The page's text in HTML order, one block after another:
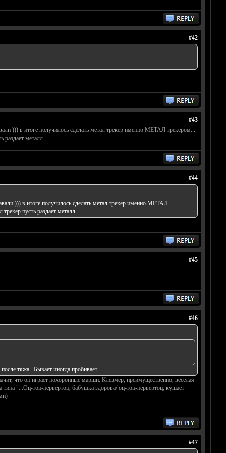
#42
#43
))) в итоге получилось сделать метал трекер именно МЕТАЛ трекером...
раздает металл...
#44
))) в итоге получилось сделать метал трекер именно МЕТАЛ
пусть раздает металл...
#45
#46
тяжа. Бывает иногда пробивает.
что он играет похоронные марши. Клезмер, преимущественно, веселая
типа "...Оц-тоц-первертоц, бабушка здорова/ оц-тоц-первертоц, кушает
#47